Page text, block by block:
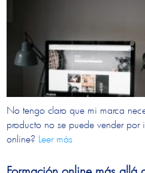
No tengo claro que mi marca
producto no se puede vender por
online? Leer más